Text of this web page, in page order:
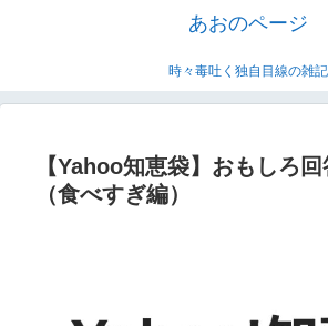
あおのページ
時々毒吐く独自目線の雑記
【Yahoo知恵袋】おもしろ
（食べすぎ編）